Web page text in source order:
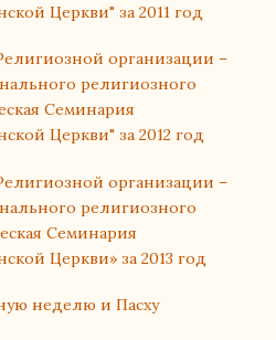
Церкви" за 2011 год
организации –
религиозного
Семинария
Церкви" за 2012 год
организации –
религиозного
Семинария
Церкви» за 2013 год
неделю и Пасху